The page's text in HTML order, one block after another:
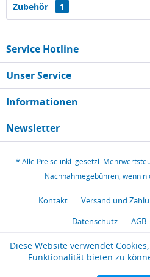
Zubehör 1
Service Hotline
Unser Service
Informationen
Newsletter
* Alle Preise inkl. gesetzl.
Nachnahmegebühren, wenn
Kontakt Versand und
Datenschutz
AGB
Diese Website verwendet
Funktionalität bieten zu